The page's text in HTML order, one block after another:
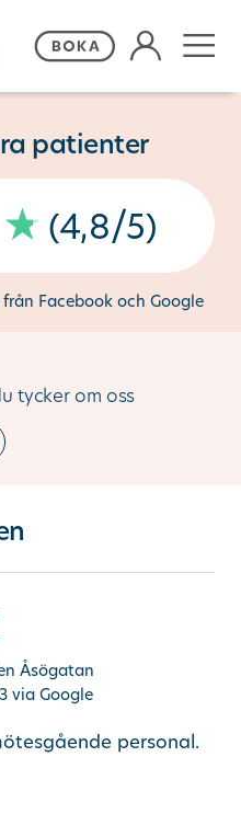
tid
patienter
(4,8/5)
Facebook och Google
tycker om oss
Åsögatan
via Google
personal.